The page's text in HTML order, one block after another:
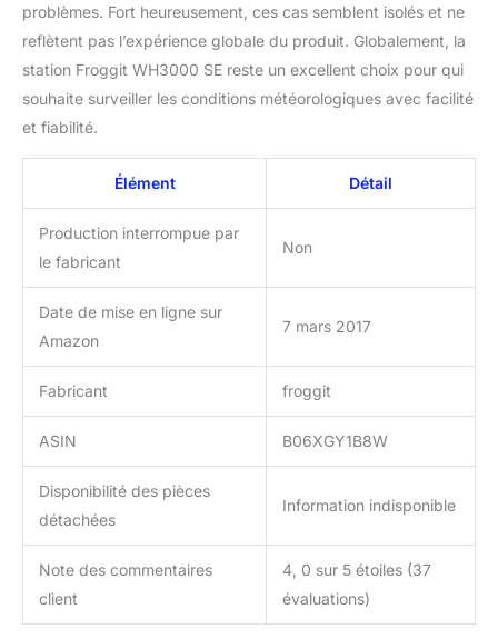
WiFi dans l'unité
d'affichage - Android /
IOs application pour
appareil WiFi facile et la
transmission de données
en temps réel au serveur
de temps
(Wunderground)
problèmes. Fort heureusement, ces cas semblent isolés et ne
reflètent pas l’expérience globale du produit. Globalement, la
station Froggit WH3000 SE reste un excellent choix pour qui
souhaite surveiller les conditions météorologiques avec facilité
et fiabilité.
Élément Détail
Production interrompue par
le fabricant
Non
Date de mise en ligne sur
Amazon
7 mars 2017
Fabricant froggit
ASIN B06XGY1B8W
Disponibilité des pièces
détachées
Information indisponible
Note des commentaires
client
4, 0 sur 5 étoiles (37
évaluations)